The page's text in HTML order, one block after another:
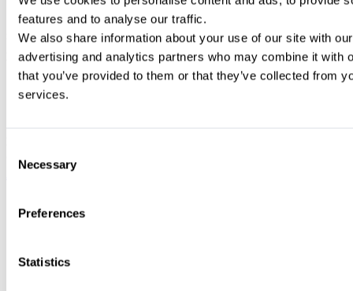
features and to analyse our traffic.
We also share information about your use of our site with
advertising and analytics partners who may combine it with
that you’ve provided to them or that they’ve collected from
services.
Selection
Necessary
Preferences
Statistics
Integrierte KI-Funktionen
Das Beste von Google AI mit Chromebook Plus
Gemini-Integration:Greifen Sie direkt in Ihrem Workflow auf dialogorientierte KI zu (über
Intelligente Funktionen: